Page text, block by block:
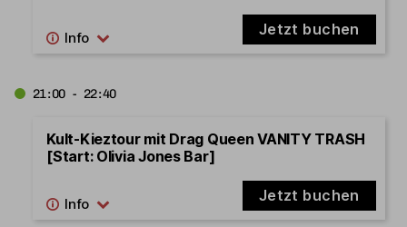
Jetzt buchen
21:00 - 22:40
Kult-Kieztour mit Drag Queen VANITY TRASH
[Start: Olivia Jones Bar]
Jetzt buchen